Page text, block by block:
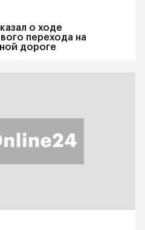
о ходе
перехода на
дороге